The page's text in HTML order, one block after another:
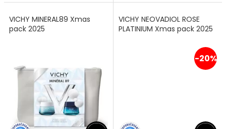
VICHY MINERAL89 Xmas
pack 2025
VICHY NEOVADIOL ROSE
PLATINIUM Xmas pack 2025
-20%